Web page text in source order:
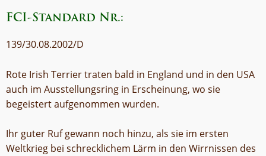
FCI-Standard Nr.:
139/30.08.2002/D
Rote Irish Terrier traten bald in England und in den USA
auch im Ausstellungsring in Erscheinung, wo sie
begeistert aufgenommen wurden.
Ihr guter Ruf gewann noch hinzu, als sie im ersten
Weltkrieg bei schrecklichem Lärm in den Wirrnissen des